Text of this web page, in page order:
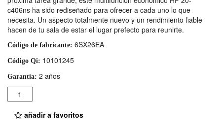
c406ns ha sido rediseñado para ofrecer a cada uno lo que
necesita. Un aspecto totalmente nuevo y un rendimiento fiable
hacen de tu sala de estar el lugar prefecto para reunirte.
Código de fabricante: 6SX26EA
Código Qi: 10101245
Garantía: 2 años
Cantidad
añadir a favoritos